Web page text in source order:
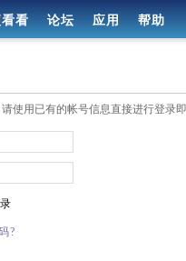
看 论坛 应用 帮助
使用已有的帐号信息直接进行登录
?